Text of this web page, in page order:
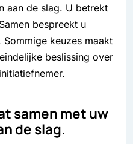
aan de slag. U betrekt
bespreekt u
Sommige keuzes maakt
beslissing over
samen met uw
de slag.